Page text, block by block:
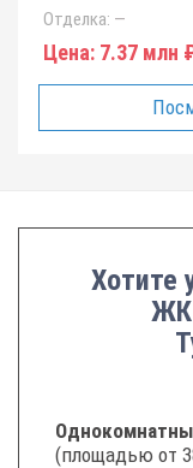
Отделка: —
Цена: 7.37 млн
Хотите
ЖК
(площадью от